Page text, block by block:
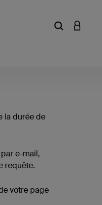
Saisir un
la durée de
e-mail,
requête.
votre page